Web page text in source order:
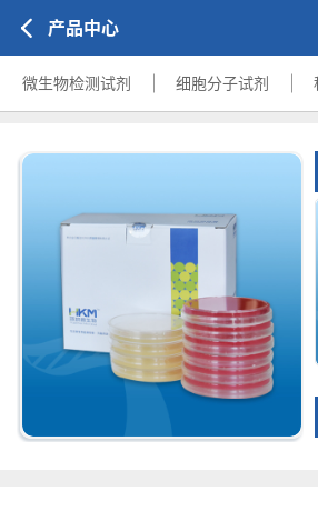
产品中心
微生物检测试剂 细胞分子试剂